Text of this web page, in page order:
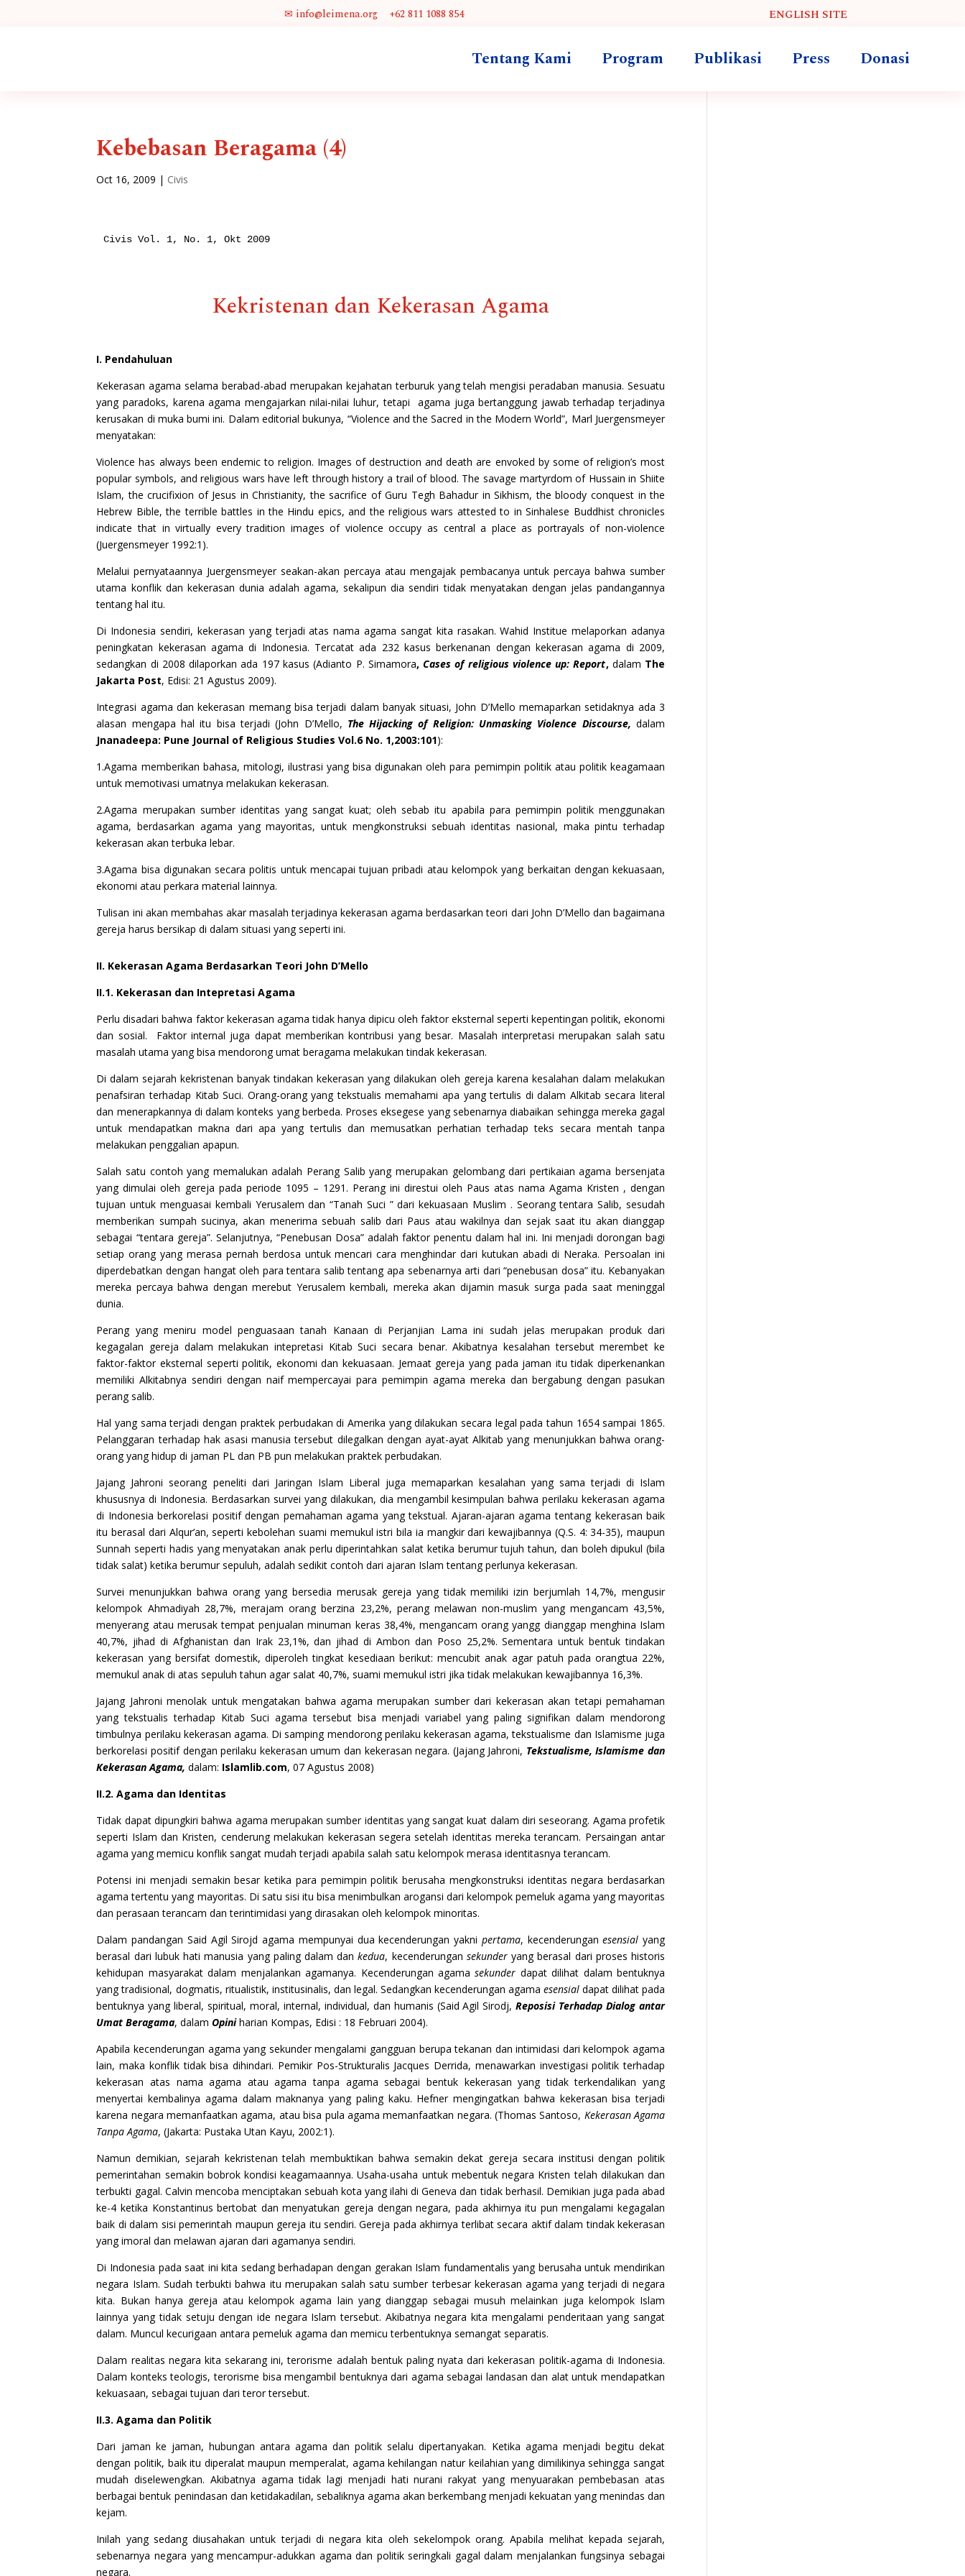
✉ info@leimena.org +62 811 1088 854 ENGLISH SITE
Tentang Kami Program Publikasi Press Donasi
Kebebasan Beragama (4)
Oct 16, 2009 | Civis
Civis Vol. 1, No. 1, Okt 2009
Kekristenan dan Kekerasan Agama
I. Pendahuluan
Kekerasan agama selama berabad-abad merupakan kejahatan terburuk yang telah mengisi peradaban manusia. Sesuatu
yang paradoks, karena agama mengajarkan nilai-nilai luhur, tetapi agama juga bertanggung jawab terhadap terjadinya
kerusakan di muka bumi ini. Dalam editorial bukunya, “Violence and the Sacred in the Modern World”, Marl Juergensmeyer
menyatakan:
Violence has always been endemic to religion. Images of destruction and death are envoked by some of religion’s most
popular symbols, and religious wars have left through history a trail of blood. The savage martyrdom of Hussain in Shiite
Islam, the crucifixion of Jesus in Christianity, the sacrifice of Guru Tegh Bahadur in Sikhism, the bloody conquest in the
Hebrew Bible, the terrible battles in the Hindu epics, and the religious wars attested to in Sinhalese Buddhist chronicles
indicate that in virtually every tradition images of violence occupy as central a place as portrayals of non-violence
(Juergensmeyer 1992:1).
Melalui pernyataannya Juergensmeyer seakan-akan percaya atau mengajak pembacanya untuk percaya bahwa sumber
utama konflik dan kekerasan dunia adalah agama, sekalipun dia sendiri tidak menyatakan dengan jelas pandangannya
tentang hal itu.
Di Indonesia sendiri, kekerasan yang terjadi atas nama agama sangat kita rasakan. Wahid Institue melaporkan adanya
peningkatan kekerasan agama di Indonesia. Tercatat ada 232 kasus berkenanan dengan kekerasan agama di 2009,
sedangkan di 2008 dilaporkan ada 197 kasus (Adianto P. Simamora,Cases of religious violence up: Report, dalam The
Jakarta Post, Edisi: 21 Agustus 2009).
Integrasi agama dan kekerasan memang bisa terjadi dalam banyak situasi, John D’Mello memaparkan setidaknya ada 3
alasan mengapa hal itu bisa terjadi (John D’Mello, The Hijacking of Religion: Unmasking Violence Discourse,dalam
Jnanadeepa: Pune Journal of Religious Studies Vol.6 No. 1,2003:101):
1.Agama memberikan bahasa, mitologi, ilustrasi yang bisa digunakan oleh para pemimpin politik atau politik keagamaan
untuk memotivasi umatnya melakukan kekerasan.
2.Agama merupakan sumber identitas yang sangat kuat; oleh sebab itu apabila para pemimpin politik menggunakan
agama, berdasarkan agama yang mayoritas, untuk mengkonstruksi sebuah identitas nasional, maka pintu terhadap
kekerasan akan terbuka lebar.
3.Agama bisa digunakan secara politis untuk mencapai tujuan pribadi atau kelompok yang berkaitan dengan kekuasaan,
ekonomi atau perkara material lainnya.
Tulisan ini akan membahas akar masalah terjadinya kekerasan agama berdasarkan teori dari John D’Mello dan bagaimana
gereja harus bersikap di dalam situasi yang seperti ini.
II. Kekerasan Agama Berdasarkan Teori John D’Mello
II.1. Kekerasan dan Intepretasi Agama
Perlu disadari bahwa faktor kekerasan agama tidak hanya dipicu oleh faktor eksternal seperti kepentingan politik, ekonomi
dan sosial. Faktor internal juga dapat memberikan kontribusi yang besar. Masalah interpretasi merupakan salah satu
masalah utama yang bisa mendorong umat beragama melakukan tindak kekerasan.
Di dalam sejarah kekristenan banyak tindakan kekerasan yang dilakukan oleh gereja karena kesalahan dalam melakukan
penafsiran terhadap Kitab Suci. Orang-orang yang tekstualis memahami apa yang tertulis di dalam Alkitab secara literal
dan menerapkannya di dalam konteks yang berbeda. Proses eksegese yang sebenarnya diabaikan sehingga mereka gagal
untuk mendapatkan makna dari apa yang tertulis dan memusatkan perhatian terhadap teks secara mentah tanpa
melakukan penggalian apapun.
Salah satu contoh yang memalukan adalah Perang Salib yang merupakan gelombang dari pertikaian agama bersenjata
yang dimulai oleh gereja pada periode 1095 – 1291. Perang ini direstui oleh Paus atas nama Agama Kristen , dengan
tujuan untuk menguasai kembali Yerusalem dan “Tanah Suci ” dari kekuasaan Muslim . Seorang tentara Salib, sesudah
memberikan sumpah sucinya, akan menerima sebuah salib dari Paus atau wakilnya dan sejak saat itu akan dianggap
sebagai “tentara gereja”. Selanjutnya, “Penebusan Dosa” adalah faktor penentu dalam hal ini. Ini menjadi dorongan bagi
setiap orang yang merasa pernah berdosa untuk mencari cara menghindar dari kutukan abadi di Neraka. Persoalan ini
diperdebatkan dengan hangat oleh para tentara salib tentang apa sebenarnya arti dari “penebusan dosa” itu. Kebanyakan
mereka percaya bahwa dengan merebut Yerusalem kembali, mereka akan dijamin masuk surga pada saat meninggal
dunia.
Perang yang meniru model penguasaan tanah Kanaan di Perjanjian Lama ini sudah jelas merupakan produk dari
kegagalan gereja dalam melakukan intepretasi Kitab Suci secara benar. Akibatnya kesalahan tersebut merembet ke
faktor-faktor eksternal seperti politik, ekonomi dan kekuasaan. Jemaat gereja yang pada jaman itu tidak diperkenankan
memiliki Alkitabnya sendiri dengan naif mempercayai para pemimpin agama mereka dan bergabung dengan pasukan
perang salib.
Hal yang sama terjadi dengan praktek perbudakan di Amerika yang dilakukan secara legal pada tahun 1654 sampai 1865.
Pelanggaran terhadap hak asasi manusia tersebut dilegalkan dengan ayat-ayat Alkitab yang menunjukkan bahwa orang-
orang yang hidup di jaman PL dan PB pun melakukan praktek perbudakan.
Jajang Jahroni seorang peneliti dari Jaringan Islam Liberal juga memaparkan kesalahan yang sama terjadi di Islam
khususnya di Indonesia. Berdasarkan survei yang dilakukan, dia mengambil kesimpulan bahwa perilaku kekerasan agama
di Indonesia berkorelasi positif dengan pemahaman agama yang tekstual. Ajaran-ajaran agama tentang kekerasan baik
itu berasal dari Alqur’an, seperti kebolehan suami memukul istri bila ia mangkir dari kewajibannya (Q.S. 4: 34-35), maupun
Sunnah seperti hadis yang menyatakan anak perlu diperintahkan salat ketika berumur tujuh tahun, dan boleh dipukul (bila
tidak salat) ketika berumur sepuluh, adalah sedikit contoh dari ajaran Islam tentang perlunya kekerasan.
Survei menunjukkan bahwa orang yang bersedia merusak gereja yang tidak memiliki izin berjumlah 14,7%, mengusir
kelompok Ahmadiyah 28,7%, merajam orang berzina 23,2%, perang melawan non-muslim yang mengancam 43,5%,
menyerang atau merusak tempat penjualan minuman keras 38,4%, mengancam orang yangg dianggap menghina Islam
40,7%, jihad di Afghanistan dan Irak 23,1%, dan jihad di Ambon dan Poso 25,2%. Sementara untuk bentuk tindakan
kekerasan yang bersifat domestik, diperoleh tingkat kesediaan berikut: mencubit anak agar patuh pada orangtua 22%,
memukul anak di atas sepuluh tahun agar salat 40,7%, suami memukul istri jika tidak melakukan kewajibannya 16,3%.
Jajang Jahroni menolak untuk mengatakan bahwa agama merupakan sumber dari kekerasan akan tetapi pemahaman
yang tekstualis terhadap Kitab Suci agama tersebut bisa menjadi variabel yang paling signifikan dalam mendorong
timbulnya perilaku kekerasan agama. Di samping mendorong perilaku kekerasan agama, tekstualisme dan Islamisme juga
berkorelasi positif dengan perilaku kekerasan umum dan kekerasan negara. (Jajang Jahroni, Tekstualisme, Islamisme dan
Kekerasan Agama,dalam: Islamlib.com, 07 Agustus 2008)
II.2. Agama dan Identitas
Tidak dapat dipungkiri bahwa agama merupakan sumber identitas yang sangat kuat dalam diri seseorang. Agama profetik
seperti Islam dan Kristen, cenderung melakukan kekerasan segera setelah identitas mereka terancam. Persaingan antar
agama yang memicu konflik sangat mudah terjadi apabila salah satu kelompok merasa identitasnya terancam.
Potensi ini menjadi semakin besar ketika para pemimpin politik berusaha mengkonstruksi identitas negara berdasarkan
agama tertentu yang mayoritas. Di satu sisi itu bisa menimbulkan arogansi dari kelompok pemeluk agama yang mayoritas
dan perasaan terancam dan terintimidasi yang dirasakan oleh kelompok minoritas.
Dalam pandangan Said Agil Sirojd agama mempunyai dua kecenderungan yakni pertama, kecenderunganesensialyang
berasal dari lubuk hati manusia yang paling dalam dankedua, kecenderungan sekunderyang berasal dari proses historis
kehidupan masyarakat dalam menjalankan agamanya. Kecenderungan agamasekunder dapat dilihat dalam bentuknya
yang tradisional, dogmatis, ritualistik, institusinalis, dan legal. Sedangkan kecenderungan agama esensialdapat dilihat pada
bentuknya yang liberal, spiritual, moral, internal, individual, dan humanis (Said Agil Sirodj,Reposisi Terhadap Dialog antar
Umat Beragama, dalamOpiniharian Kompas, Edisi : 18 Februari 2004).
Apabila kecenderungan agama yang sekunder mengalami gangguan berupa tekanan dan intimidasi dari kelompok agama
lain, maka konflik tidak bisa dihindari. Pemikir Pos-Strukturalis Jacques Derrida, menawarkan investigasi politik terhadap
kekerasan atas nama agama atau agama tanpa agama sebagai bentuk kekerasan yang tidak terkendalikan yang
menyertai kembalinya agama dalam maknanya yang paling kaku. Hefner mengingatkan bahwa kekerasan bisa terjadi
karena negara memanfaatkan agama, atau bisa pula agama memanfaatkan negara. (Thomas Santoso, Kekerasan Agama
Tanpa Agama, (Jakarta: Pustaka Utan Kayu, 2002:1).
Namun demikian, sejarah kekristenan telah membuktikan bahwa semakin dekat gereja secara institusi dengan politik
pemerintahan semakin bobrok kondisi keagamaannya. Usaha-usaha untuk mebentuk negara Kristen telah dilakukan dan
terbukti gagal. Calvin mencoba menciptakan sebuah kota yang ilahi di Geneva dan tidak berhasil. Demikian juga pada abad
ke-4 ketika Konstantinus bertobat dan menyatukan gereja dengan negara, pada akhirnya itu pun mengalami kegagalan
baik di dalam sisi pemerintah maupun gereja itu sendiri. Gereja pada akhirnya terlibat secara aktif dalam tindak kekerasan
yang imoral dan melawan ajaran dari agamanya sendiri.
Di Indonesia pada saat ini kita sedang berhadapan dengan gerakan Islam fundamentalis yang berusaha untuk mendirikan
negara Islam. Sudah terbukti bahwa itu merupakan salah satu sumber terbesar kekerasan agama yang terjadi di negara
kita. Bukan hanya gereja atau kelompok agama lain yang dianggap sebagai musuh melainkan juga kelompok Islam
lainnya yang tidak setuju dengan ide negara Islam tersebut. Akibatnya negara kita mengalami penderitaan yang sangat
dalam. Muncul kecurigaan antara pemeluk agama dan memicu terbentuknya semangat separatis.
Dalam realitas negara kita sekarang ini, terorisme adalah bentuk paling nyata dari kekerasan politik-agama di Indonesia.
Dalam konteks teologis, terorisme bisa mengambil bentuknya dari agama sebagai landasan dan alat untuk mendapatkan
kekuasaan, sebagai tujuan dari teror tersebut.
II.3. Agama dan Politik
Dari jaman ke jaman, hubungan antara agama dan politik selalu dipertanyakan. Ketika agama menjadi begitu dekat
dengan politik, baik itu diperalat maupun memperalat, agama kehilangan natur keilahian yang dimilikinya sehingga sangat
mudah diselewengkan. Akibatnya agama tidak lagi menjadi hati nurani rakyat yang menyuarakan pembebasan atas
berbagai bentuk penindasan dan ketidakadilan, sebaliknya agama akan berkembang menjadi kekuatan yang menindas dan
kejam.
Inilah yang sedang diusahakan untuk terjadi di negara kita oleh sekelompok orang. Apabila melihat kepada sejarah,
sebenarnya negara yang mencampur-adukkan agama dan politik seringkali gagal dalam menjalankan fungsinya sebagai
negara.